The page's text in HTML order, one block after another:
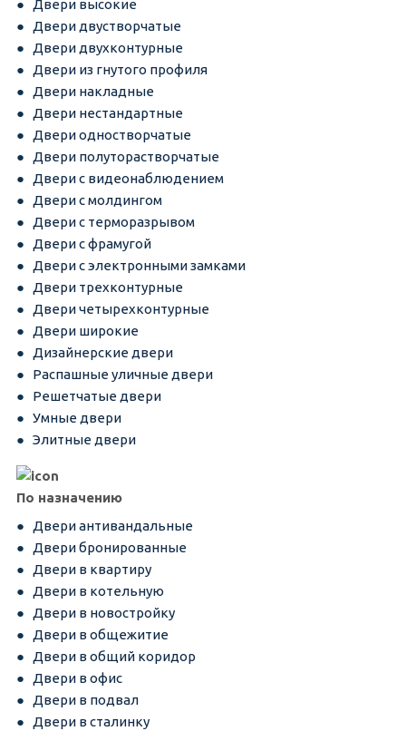
Двери высокие
Двери двустворчатые
Двери двухконтурные
Двери из гнутого профиля
Двери накладные
Двери нестандартные
Двери одностворчатые
Двери полуторастворчатые
Двери с видеонаблюдением
Двери с молдингом
Двери с терморазрывом
Двери с фрамугой
Двери с электронными замками
Двери трехконтурные
Двери четырехконтурные
Двери широкие
Дизайнерские двери
Распашные уличные двери
Решетчатые двери
Умные двери
Элитные двери
По назначению
Двери антивандальные
Двери бронированные
Двери в квартиру
Двери в котельную
Двери в новостройку
Двери в общежитие
Двери в общий коридор
Двери в офис
Двери в подвал
Двери в сталинку